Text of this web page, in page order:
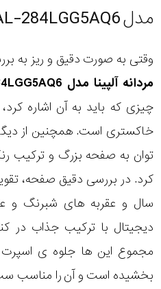
مدل AL-284LGG5AQ6
وقتی به صورت دقیق و ریز به
مردانه آلپینا مدل AL-284LGG5AQ6
چیزی که باید به آن اشاره
خاکستری است. همچنین از
توان به صفحه بزرگ و ترکیب
کرد. در بررسی دقیق صفحه،
سال و عقربه های شبرنگ و
دیجیتال با ترکیب جذاب در
مجموع این ها جلوه ی
بخشیده است و آن را مناسب